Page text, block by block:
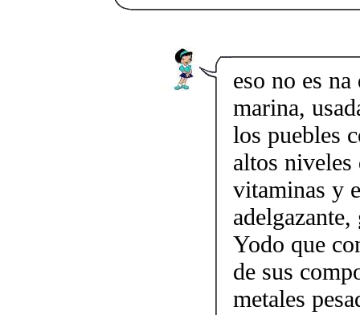
eso no es
marina,
los puebles
altos niveles
vitaminas y
Yodo que
de sus
metales